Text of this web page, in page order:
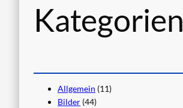
Kategorien
Allgemein (11)
Bilder (44)